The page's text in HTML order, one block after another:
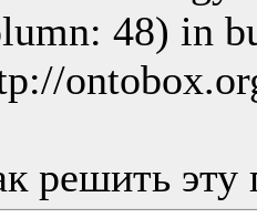
48) in